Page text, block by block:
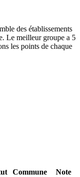
des établissements
Le meilleur groupe a 5
les points de chaque
Commune Note